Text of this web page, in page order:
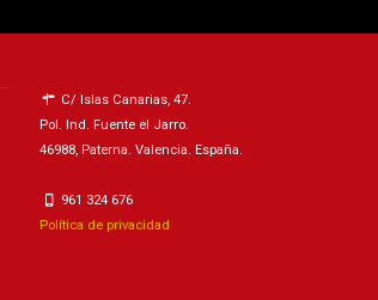
C/ Islas Canarias, 47.
Pol. Ind. Fuente el Jarro.
46988, Paterna. Valencia. España.
961 324 676
Política de privacidad